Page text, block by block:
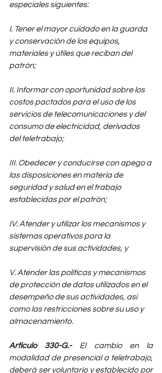
especiales siguientes:
I. Tener el mayor cuidado en la guarda
y conservación de los equipos,
materiales y útiles que reciban del
patrón;
II. Informar con oportunidad sobre los
costos pactados para el uso de los
servicios de telecomunicaciones y del
consumo de electricidad, derivados
del teletrabajo;
III. Obedecer y conducirse con apego a
las disposiciones en materia de
seguridad y salud en el trabajo
establecidas por el patrón;
IV. Atender y utilizar los mecanismos y
sistemas operativos para la
supervisión de sus actividades, y
V. Atender las políticas y mecanismos
de protección de datos utilizados en el
desempeño de sus actividades, así
como las restricciones sobre su uso y
almacenamiento.
Artículo 330-G.- El cambio en la
modalidad de presencial a teletrabajo,
deberá ser voluntario y establecido por